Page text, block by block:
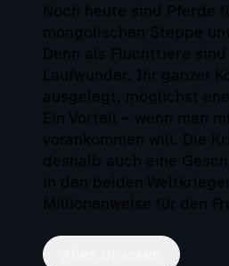
Noch heute sind Pferde
mongolischen Steppe
Denn als Fluchttiere
Laufwunder. Ihr ganzer
ausgelegt, möglichst
Ein Vorteil – wenn man
vorankommen will. Die
deshalb auch eine
in den beiden
Millionenweise für den